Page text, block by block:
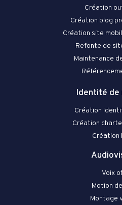
Création
Création blog
Création site
Refonte de
Maintenance
Identité de
Création
Création
Création
Voix
Motion
Montage